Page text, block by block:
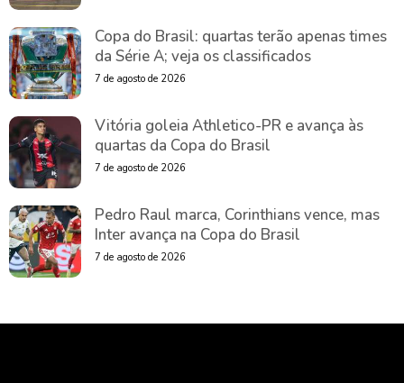
Copa do Brasil: quartas terão apenas times
da Série A; veja os classificados
7 de agosto de 2026
Vitória goleia Athletico-PR e avança às
quartas da Copa do Brasil
7 de agosto de 2026
Pedro Raul marca, Corinthians vence, mas
Inter avança na Copa do Brasil
7 de agosto de 2026